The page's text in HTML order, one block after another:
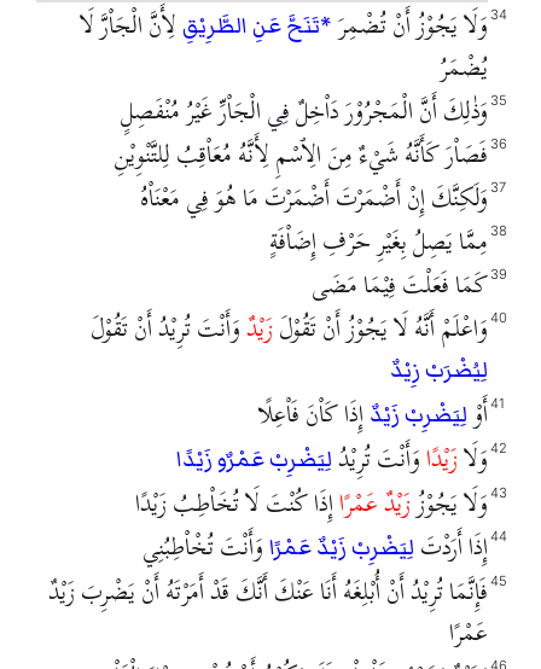
وَلَا يَجُوْزُ أَنْ تُضْمِرَ *تَنَحَّ عَنِ الطَّرِيْقِ لِأَنَّ الْجَاْرَّ لَا
يُضْمَرُ
34
وَذٰلِكَ أَنَّ الْمَجْرُوْرَ دَاْخِلٌ فِي الْجَاْرِّ غَيْرُ مُنْفَصِلٍ 35
فَصَاْرَ كَأَنَّهُ شَيْءٌ مِنَ الِٱسْمِ لِأَنَّهُ مُعَاْقِبُ لِلتَّنْوِيْنِ 36
وَلَكِنَّكَ إِنْ أَضْمَرْتَ أَضْمَرْتَ مَا هُوَ فِي مَعْنَاْهُ 37
مِمَّا يَصِلُ بِغَيْرِ حَرْفِ إِضَاْفَةٍ 38
كَمَا فَعَلْتَ فِيْمَا مَضَى 39
وَاعْلَمْ أَنَّهُ لَا يَجُوْزُ أَنْ تَقُوْلَزَيْدٌوَأَنْتَ تُرِيْدُ أَنْ تَقُوْلَ
لِيُضْرَبْ زِيْدٌ
40
أَوْلِيَضْرِبْ زَيْدٌ إِذَا كَاْنَ فَاْعِلًا 41
وَلَازَيْدًاوَأَنْتَ تُرِيْدُ لِيَضْرِبْ عَمْرٌو زَيْدًا 42
وَلَا يَجُوْزُزَيْدٌ عَمْرًاإِذَا كُنْتَ لَا تُخَاْطِبُ زَيْدًا 43
إِذَا أَرَدْتَ لِيَضْرِبْ زَيْدٌ عَمْرًا وَأَنْتَ تُخْاْطِبُنِي 44
فَإِنَّمَا تُرِيْدُ أَنْ أُبْلِغَهُ أَنَا عَنْكَ أَنَّكَ قَدْ أَمَرْتَهُ أَنْ يَضْرِبَ زَيْدٌ
عَمْرًا
45
46